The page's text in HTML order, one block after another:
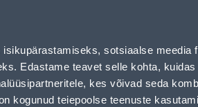
sotsiaalse meedia
Edastame teavet selle kohta,
kes võivad seda
kogunud teiepoolse teenuste
частных клиентов Услуги
ПОИСК